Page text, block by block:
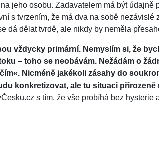
jeho osobu. Zadavatelem má být údajně
s tvrzením, že má dva na sobě nezávislé
dá dělat tvrdě, ale nikdy by neměla
vždycky primární. Nemyslím si, že
– toho se neobávám. Nežádám o
Nicméně jakékoli zásahy do
konkretizovat, ale tu situaci přirozeně
s tím, že vše probíhá bez hysterie